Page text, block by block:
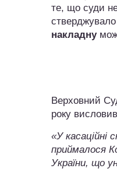
те, що суди
накладну
Верховний
року
«У касаційні
приймалося
України, що